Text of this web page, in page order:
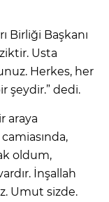
Birliği Başkanı
Usta
Herkes, her
şeydir.” dedi.
araya
oldum,
İnşallah
Umut sizde.